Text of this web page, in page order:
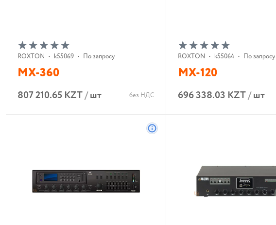
ROXTON • k55069 • По запросу
MX-360
807 210.65 KZT/шт без НДС
ROXTON • k55064 • По запросу
MX-120
696 338.03 KZT/шт